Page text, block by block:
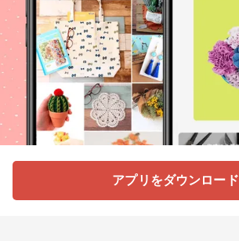
アプリをダウンロード